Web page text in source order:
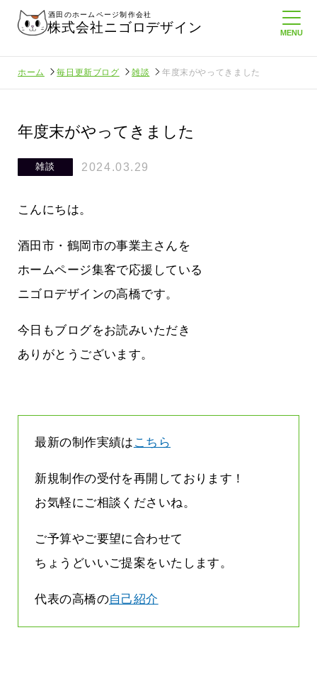
酒田のホームページ制作会社
株式会社ニゴロデザイン
ホーム 毎日更新ブログ 雑談 年度末がやってきました
年度末がやってきました
雑談 2024.03.29
こんにちは。
酒田市・鶴岡市の事業主さんを
ホームページ集客で応援している
ニゴロデザインの高橋です。
今日もブログをお読みいただき
ありがとうございます。
最新の制作実績は こちら
新規制作の受付を再開しております！
お気軽にご相談くださいね。
ご予算やご要望に合わせて
ちょうどいいご提案をいたします。
代表の高橋の自己紹介
2026.07.27